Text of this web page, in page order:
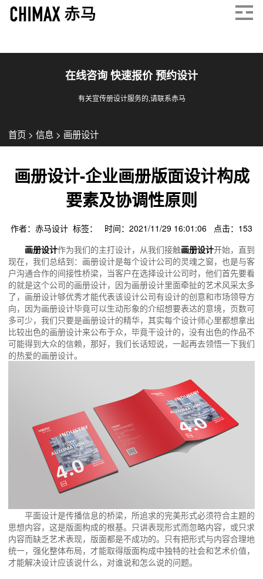
在线咨询 快速报价 预约设计
有关宣传册设计服务的,请联系赤马
首页 > 信息 > 画册设计
画册设计-企业画册版面设计构成
要素及协调性原则
作者：赤马设计 标签： 时间：2021/11/29 16:01:06 点击： 153
画册设计作为我们的主打设计，从我们接触画册设计开始，直到
现在，我们总结到：画册设计是每个设计公司的灵魂之窗，也是与客
户沟通合作的间接性桥梁，当客户在选择设计公司时，他们首先要看
的就是这个公司的画册设计，因为画册设计里面牵扯的艺术风采太多
了，画册设计够优秀才能代表该设计公司有设计的创意和市场领导方
向，因为画册设计毕竟可以生动形象的介绍想要表达的意境，页数可
多可少，我们只要是画册设计的精华，其实每个设计师心里都想拿出
比较出色的画册设计来公布于众，毕竟干设计的，没有出色的作品不
可能得到大众的信赖，那好，我们长话短说，一起再去领悟一下我们
的热爱的画册设计。
平面设计是传播信息的桥梁，所追求的完美形式必须符合主题的
思想内容，这是版面构成的根基。只讲表现形式而忽略内容，或只求
内容而缺乏艺术表现，版面都是不成功的。只有把形式与内容合理地
统一，强化整体布局，才能取得版面构成中独特的社会和艺术价值，
才能解决设计应该说什么，对谁说和怎么说的问题。